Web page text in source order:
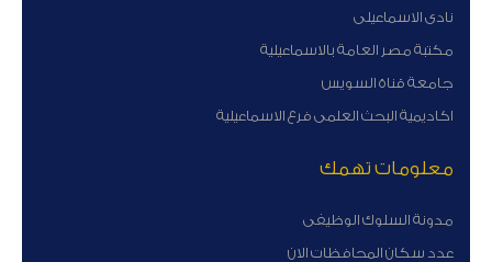
نادى الاسماعيلى
مكتبة مصر العامة بالاسماعيلية
جامعة قناة السويس
اكاديمية البحث العلمى فرع الاسماعيلية
معلومات تهمك
مدونة السلوك الوظيفى
عدد سكان المحافظات الان